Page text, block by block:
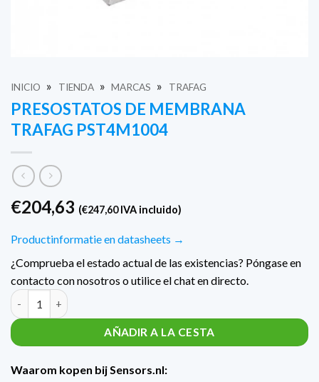
INICIO » TIENDA » MARCAS » TRAFAG
PRESOSTATOS DE MEMBRANA
TRAFAG PST4M1004
€204,63 (€247,60IVA incluido)
Productinformatie en datasheets →
¿Comprueba el estado actual de las existencias? Póngase en
contacto con nosotros o utilice el chat en directo.
Cantidad Trafag Membraan drukschakelaars PST4M1004
AÑADIR A LA CESTA
Waarom kopen bij Sensors.nl: